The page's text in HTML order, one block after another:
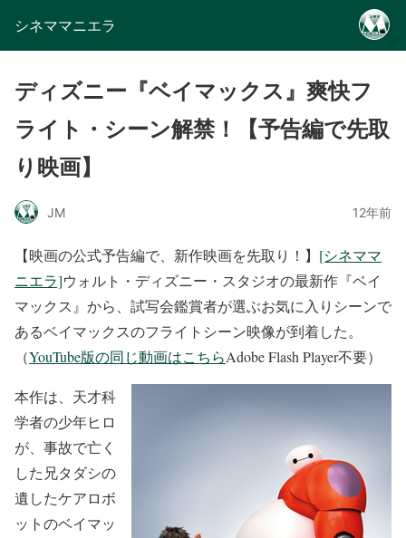
シネママニエラ
ディズニー『ベイマックス』爽快フ
ライト・シーン解禁！【予告編で先取
り映画】
JM 12年前
【映画の公式予告編で、新作映画を先取り！】 [シネママ
ニエラ]ウォルト・ディズニー・スタジオの最新作『ベイ
マックス』から、試写会鑑賞者が選ぶお気に入りシーンで
あるベイマックスのフライトシーン映像が到着した。
（YouTube版の同じ動画はこちらAdobe Flash Player不要）
本作は、天才科
学者の少年ヒロ
が、事故で亡く
した兄タダシの
遺したケアロボ
ットのベイマッ